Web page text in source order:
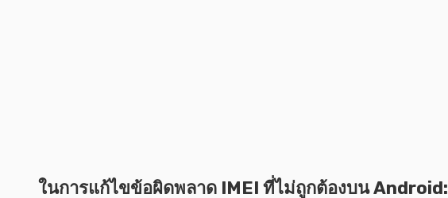
ในการแก้ไขข้อผิดพลาด IMEI ที่ไม่ถูกต้องบน Android: